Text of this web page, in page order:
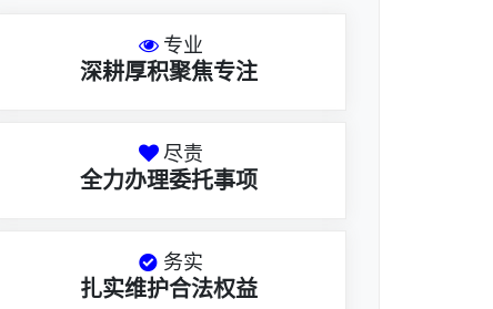
专业
深耕厚积聚焦专注
尽责
全力办理委托事项
务实
扎实维护合法权益